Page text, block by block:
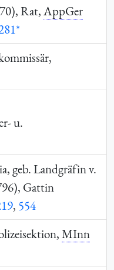
Rat,AppGer
u.
geb. Landgräfin v.
Gattin
, 554
MInn